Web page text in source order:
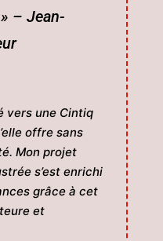
– Jean-
vers une Cintiq
offre sans
Mon projet
s’est enrichi
grâce à cet
et